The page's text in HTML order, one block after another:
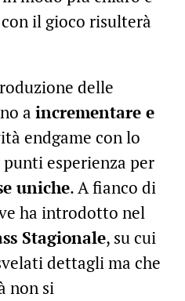
il gioco risulterà
delle
a incrementare e
endgame con lo
esperienza per
uniche. A fianco di
ha introdotto nel
Stagionale, su cui
dettagli ma che
non si